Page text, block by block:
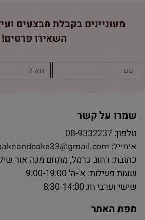
מעוניינים בקבלת מבצעים
השאירו פרטים!
שמרו על קשר
טלפון:08-9332237
אימייל:
כתובת: רחוב כרמל, מתחם מגה אור
שעות פעילות: א'-ה' 9:00-19:00
שישי וערבי חג 8:30-14:00
מפת האתר